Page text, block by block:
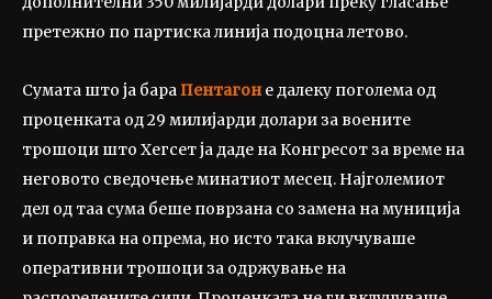
претежно по партиска линија подоцна летово.
Сумата што ја бараПентагоне далеку поголема од
проценката од 29 милијарди долари за воените
трошоци што Хегсет ја даде на Конгресот за време на
неговото сведочење минатиот месец. Најголемиот
дел од таа сума беше поврзана со замена на муниција
и поправка на опрема, но исто така вклучуваше
оперативни трошоци за одржување на